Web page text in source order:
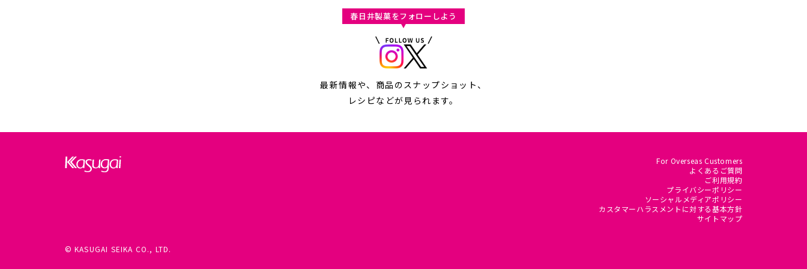
春日井製菓をフォローしよう
最新情報や、商品のスナップショット、
レシピなどが見られます。
© KASUGAI SEIKA CO., LTD.
For Overseas Customers
よくあるご質問
ご利用規約
プライバシーポリシー
ソーシャルメディアポリシー
カスタマーハラスメントに対する基本方針
サイトマップ